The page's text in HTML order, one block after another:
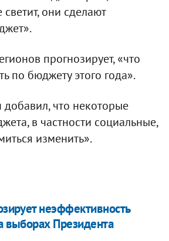
они сделают
прогнозирует, «что
по бюджету этого года».
что некоторые
в частности социальные,
изменить».
неэффективность
выборах Президента